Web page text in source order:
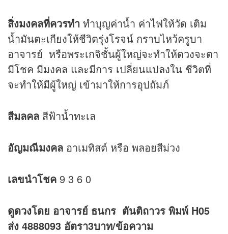
สิ่งมงคลที่ควรทำ ทำบุญค่าน้ำ ค่าไฟให้วัด เติม
น้ำมันตะเกียงให้ชีวิตรุ่งโรจน์ กราบไหว้ครูบา
อาจารย์ หรือพระเกจิชั้นผู้ใหญ่จะทำให้ดวงจะตา
มีโชค มีมงคล และมีการ เปลี่ยนแปลงใน ชีวิตที่
จะทำให้มีผู้ใหญ่ เข้ามาให้การอุปถัมภ์
สีมลคล สีฟ้าน้ำทะเล
อัญมณีมงคล อาเมทิสต์ หรือ พลอยสีม่วง
เลขนำโชค 9 3 6 0
ดูดวงโดย อาจารย์ ธนกร ตันติถาวร พิมพ์ H05
ส่ง 4888093 อัตรา3บาท/ข้อความ